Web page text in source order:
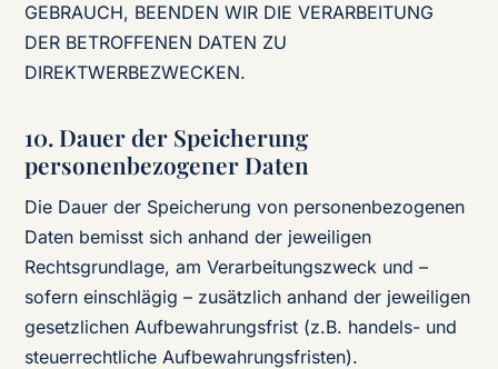
GEBRAUCH, BEENDEN WIR DIE VERARBEITUNG
DER BETROFFENEN DATEN ZU
DIREKTWERBEZWECKEN.
10. Dauer der Speicherung
personenbezogener Daten
Die Dauer der Speicherung von personenbezogenen
Daten bemisst sich anhand der jeweiligen
Rechtsgrundlage, am Verarbeitungszweck und –
sofern einschlägig – zusätzlich anhand der jeweiligen
gesetzlichen Aufbewahrungsfrist (z.B. handels- und
steuerrechtliche Aufbewahrungsfristen).